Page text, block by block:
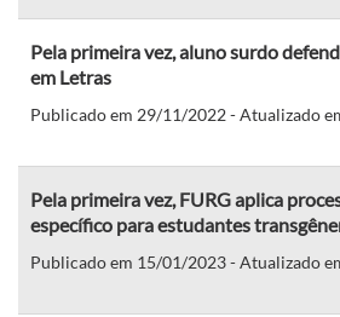
Pela primeira vez, aluno surdo
em Letras
Publicado em 29/11/2022 - Atualizado
Pela primeira vez, FURG aplica
específico para estudantes
Publicado em 15/01/2023 - Atualizado